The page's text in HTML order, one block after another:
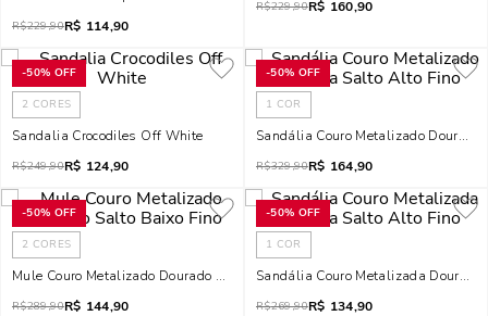
R$229,90R$ 114,90
R$229,90R$ 160,90
-50% OFF
2 CORES
Sandalia Crocodiles Off White
R$249,90R$ 124,90
-50% OFF
1 COR
Sandália Couro Metalizado
R$329,90R$ 164,90
-50% OFF
2 CORES
Mule Couro Metalizado Dourado Salto Baixo Fino
R$289,90R$ 144,90
-50% OFF
1 COR
Sandália Couro Metalizada
R$269,90R$ 134,90